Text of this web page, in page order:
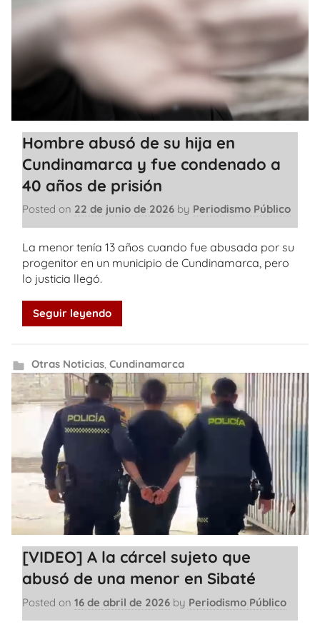
Hombre abusó de su hija en
Cundinamarca y fue condenado a
40 años de prisión
Posted on 22 de junio de 2026 by Periodismo Público
La menor tenía 13 años cuando fue abusada por su
progenitor en un municipio de Cundinamarca, pero
lo justicia llegó.
Seguir leyendo
Otras Noticias, Cundinamarca
[VIDEO] A la cárcel sujeto que
abusó de una menor en Sibaté
Posted on 16 de abril de 2026 by Periodismo Público